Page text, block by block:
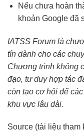
Nếu chưa hoàn
khoản Google đã
IATSS Forum là
tín dành cho các
Chương trình không
đạo, tư duy hợp tác
còn tạo cơ hội để
khu vực lâu dài.
Source (tài liệu tham